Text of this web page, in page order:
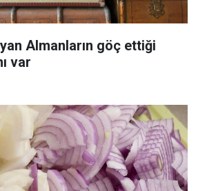
Almanların göç ettiği
var